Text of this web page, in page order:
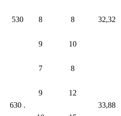
530 32,32
8 8
9 10
630 .
7 8
33,88
9 12